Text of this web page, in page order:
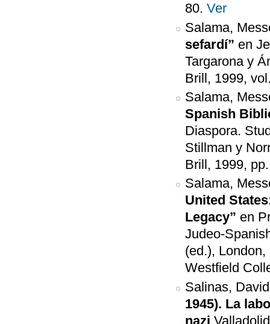
80. Ver
Salama,
sefardí” en
Targarona y
Brill, 1999,
Salama,
Spanish
Diaspora.
Stillman y
Brill, 1999,
Salama,
United
Legacy” en
Judeo-
(ed.),
Westfield
Salinas, David
1945). La
nazi